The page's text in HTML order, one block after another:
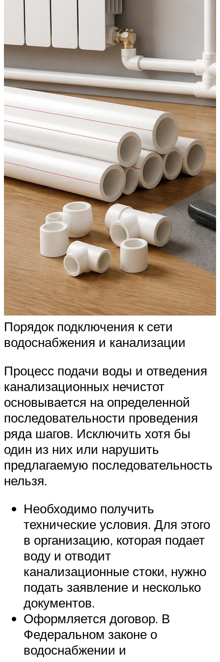
Порядок подключения к сети
водоснабжения и канализации
Процесс подачи воды и отведения
канализационных нечистот
основывается на определенной
последовательности проведения
ряда шагов. Исключить хотя бы
один из них или нарушить
предлагаемую последовательность
нельзя.
Необходимо получить
технические условия. Для этого
в организацию, которая подает
воду и отводит
канализационные стоки, нужно
подать заявление и несколько
документов.
Оформляется договор. В
Федеральном законе о
водоснабжении и